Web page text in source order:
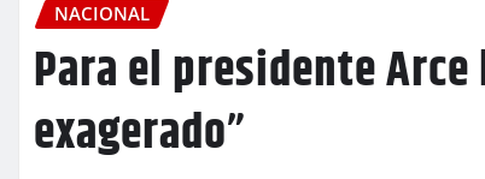
NACIONAL
Para el presidente
exagerado”